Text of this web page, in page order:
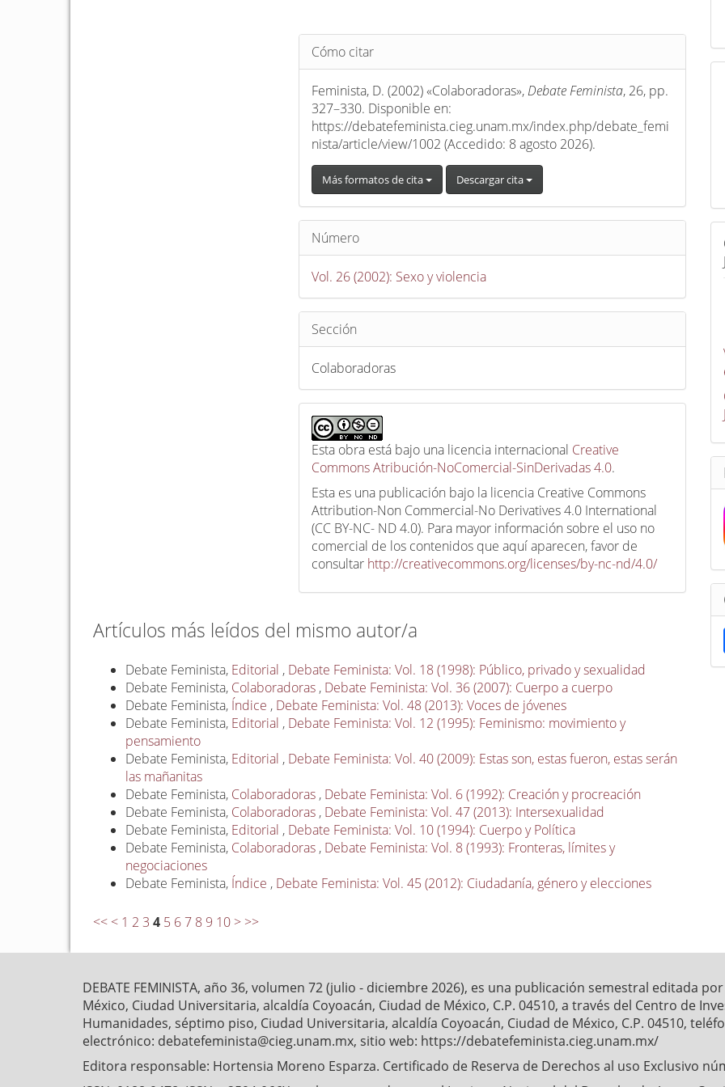
Detalles
del
artículo
Cómo citar
Feminista, D. (2002) «Colaboradoras», Debate Feminista, 26, pp.
327–330. Disponible en:
https://debatefeminista.cieg.unam.mx/index.php/debate_femi
nista/article/view/1002 (Accedido: 8 agosto 2026).
Más formatos de cita Descargar cita
Número
Vol. 26 (2002): Sexo y violencia
Sección
Colaboradoras
Esta obra está bajo una licencia internacional Creative
Commons Atribución-NoComercial-SinDerivadas 4.0.
Esta es una publicación bajo la licencia Creative Commons
Attribution-Non Commercial-No Derivatives 4.0 International
(CC BY-NC- ND 4.0). Para mayor información sobre el uso no
comercial de los contenidos que aquí aparecen, favor de
consultar http://creativecommons.org/licenses/by-nc-nd/4.0/
Artículos más leídos del mismo autor/a
Debate Feminista, Editorial , Debate Feminista: Vol. 18 (1998): Público, privado y sexualidad
Debate Feminista, Colaboradoras , Debate Feminista: Vol. 36 (2007): Cuerpo a cuerpo
Debate Feminista, Índice , Debate Feminista: Vol. 48 (2013): Voces de jóvenes
Debate Feminista, Editorial , Debate Feminista: Vol. 12 (1995): Feminismo: movimiento y
pensamiento
Debate Feminista, Editorial , Debate Feminista: Vol. 40 (2009): Estas son, estas fueron, estas serán
las mañanitas
Debate Feminista, Colaboradoras , Debate Feminista: Vol. 6 (1992): Creación y procreación
Debate Feminista, Colaboradoras , Debate Feminista: Vol. 47 (2013): Intersexualidad
Debate Feminista, Editorial , Debate Feminista: Vol. 10 (1994): Cuerpo y Política
Debate Feminista, Colaboradoras , Debate Feminista: Vol. 8 (1993): Fronteras, límites y
negociaciones
Debate Feminista, Índice , Debate Feminista: Vol. 45 (2012): Ciudadanía, género y elecciones
<< < 1 2 3 4 5 6 7 8 9 10 > >>
t
i
DEBATE FEMINISTA, año 36, volumen 72 (julio - diciembre 2026), es una publicación semestral editada
México, Ciudad Universitaria, alcaldía Coyoacán, Ciudad de México, C.P. 04510, a través del Centro de
Humanidades, séptimo piso, Ciudad Universitaria, alcaldía Coyoacán, Ciudad de México, C.P. 04510,
electrónico: debatefeminista@cieg.unam.mx, sitio web: https://debatefeminista.cieg.unam.mx/
Editora responsable: Hortensia Moreno Esparza. Certificado de Reserva de Derechos al uso Exclusivo